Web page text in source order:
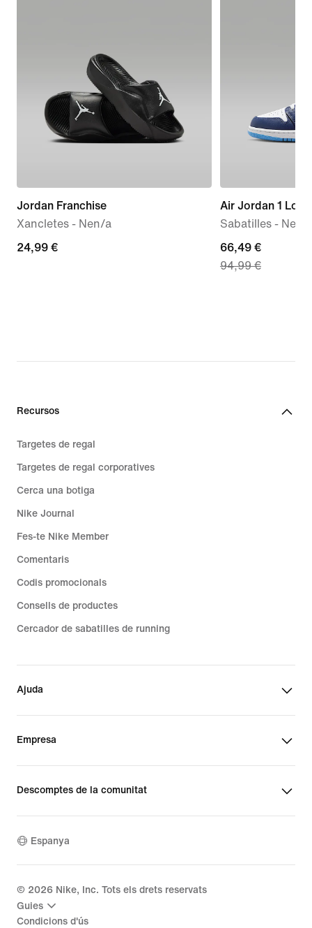
Jordan Franchise
Xancletes - Nen/a
24,99 €
24,99 €
Air Jordan 1 Low
Sabatilles - Nen/
current
price
66,49 €
94,99 €
Recursos
Targetes de regal
Targetes de regal corporatives
Cerca una botiga
Nike Journal
Fes-te Nike Member
Comentaris
Codis promocionals
Consells de productes
Cercador de sabatilles de running
Ajuda
Empresa
Descomptes de la comunitat
Espanya
© 2026 Nike, Inc. Tots els drets reservats
Guies
Condicions d'ús